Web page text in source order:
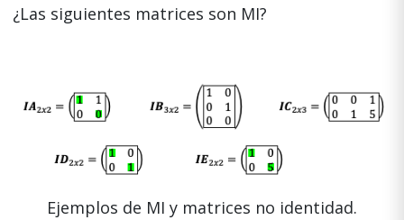
¿Las siguientes matrices son MI?
Ejemplos de MI y matrices no identidad.